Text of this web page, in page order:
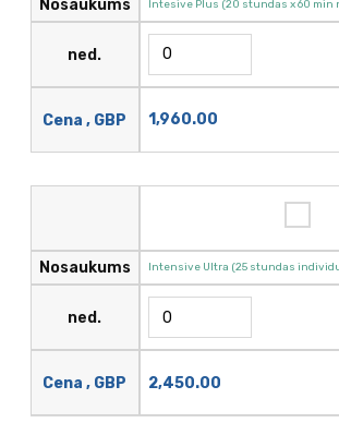
Nosaukums
ned.
Cena , GBP
Intesive Plus (20 stundas x 60 min
1,960.00
Nosaukums
ned.
Cena , GBP
Intensive Ultra (25 stundas
2,450.00